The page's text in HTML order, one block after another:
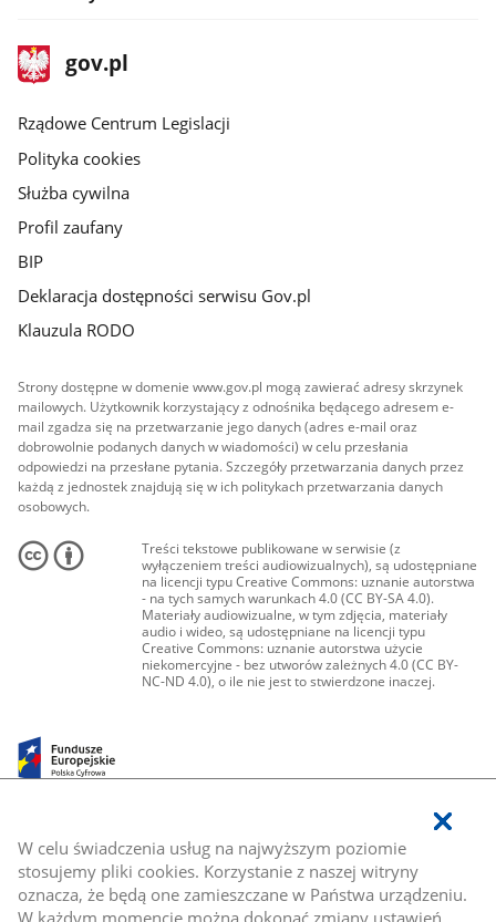
W celu świadczenia usług na najwyższym poziomie
stosujemy pliki cookies. Korzystanie z naszej witryny
oznacza, że będą one zamieszczane w Państwa urządzeniu.
W każdym momencie można dokonać zmiany ustawień
stopka
gov.plStrona
gov.pl
Rządowe Centrum Legislacji
Polityka cookies
Służba cywilna
Profil zaufany
BIP
Deklaracja dostępności serwisu Gov.pl
Klauzula RODO
Strony dostępne w domenie www.gov.pl mogą zawierać adresy skrzynek
mailowych. Użytkownik korzystający z odnośnika będącego adresem e-
mail zgadza się na przetwarzanie jego danych (adres e-mail oraz
dobrowolnie podanych danych w wiadomości) w celu przesłania
odpowiedzi na przesłane pytania. Szczegóły przetwarzania danych przez
każdą z jednostek znajdują się w ich politykach przetwarzania danych
osobowych.
Treści tekstowe publikowane w serwisie (z
wyłączeniem treści audiowizualnych), są udostępniane
na licencji typu Creative Commons: uznanie autorstwa
- na tych samych warunkach 4.0 (CC BY-SA 4.0).
Materiały audiowizualne, w tym zdjęcia, materiały
audio i wideo, są udostępniane na licencji typu
Creative Commons: uznanie autorstwa użycie
niekomercyjne - bez utworów zależnych 4.0 (CC BY-
NC-ND 4.0), o ile nie jest to stwierdzone inaczej.